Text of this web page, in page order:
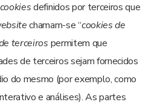
cookiesdefinidos por terceiros que
chamam-se “cookies de
terceiros permitem que
de terceiros sejam fornecidos
do mesmo (por exemplo, como
e análises). As partes